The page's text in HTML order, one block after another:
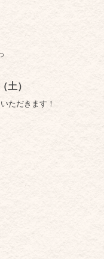
土）
ただきます！